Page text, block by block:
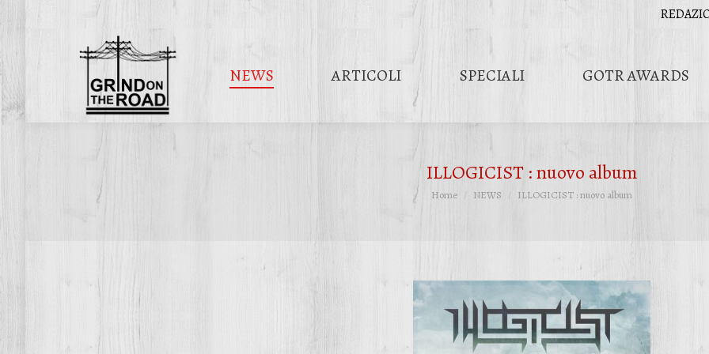
NEWS ARTICOLI SPECIALI GOTR AWARDS
ILLOGICIST : nuovo album
Tu sei qui:
Home NEWS ILLOGICIST : nuovo album